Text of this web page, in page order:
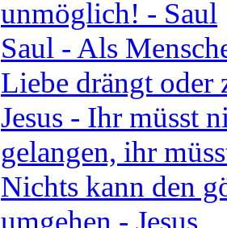
unmöglich! - Saul
Saul - Als
Liebe drängt oder
Jesus - Ihr müsst
gelangen, ihr
Nichts kann den
umgehen - Jesus